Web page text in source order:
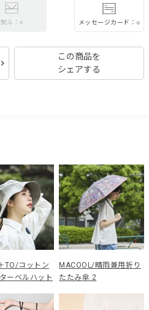
熨斗：× メッセージカード：○
この商品を
シェアする
TO/コットン
ーベルハット
MACOOL/晴雨兼用折り
たたみ傘 2